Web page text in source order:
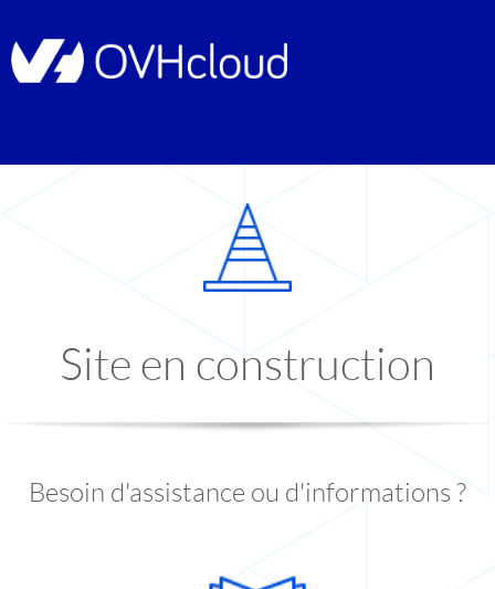
Site en construction
Besoin d'assistance ou d'informations ?